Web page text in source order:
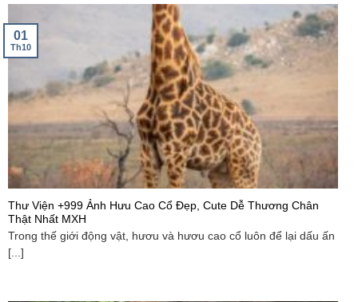
Thư Viện +999 Ảnh Hưu Cao Cổ Đẹp, Cute Dễ Thương Chân
Thật Nhất MXH
Trong thế giới động vật, hươu và hươu cao cổ luôn để lại dấu ấn
[...]
01
Th10